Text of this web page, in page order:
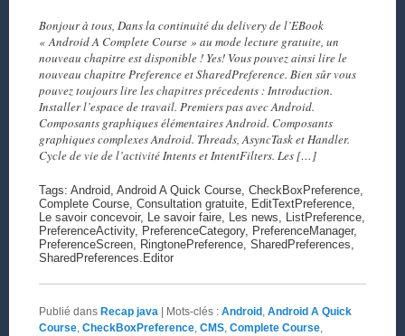
Bonjour à tous, Dans la continuité du delivery de l’EBook
« Android A Complete Course » au mode lecture gratuite, un
nouveau chapitre est disponible ! Yes! Vous pouvez ainsi lire le
nouveau chapitre Preference et SharedPreference. Bien sûr vous
pouvez toujours lire les chapitres précedents : Introduction.
Installer l’espace de travail. Premiers pas avec Android.
Composants graphiques élémentaires Android. Composants
graphiques complexes Android. Threads, AsyncTask et Handler.
Cycle de vie de l’activité Intents et IntentFilters. Les […]
Tags: Android, Android A Quick Course, CheckBoxPreference,
Complete Course, Consultation gratuite, EditTextPreference,
Le savoir concevoir, Le savoir faire, Les news, ListPreference,
PreferenceActivity, PreferenceCategory, PreferenceManager,
PreferenceScreen, RingtonePreference, SharedPreferences,
SharedPreferences.Editor
Publié dans Recap java | Mots-clés : Android, Android A Quick
Course, CheckBoxPreference, CMS, Complete Course,